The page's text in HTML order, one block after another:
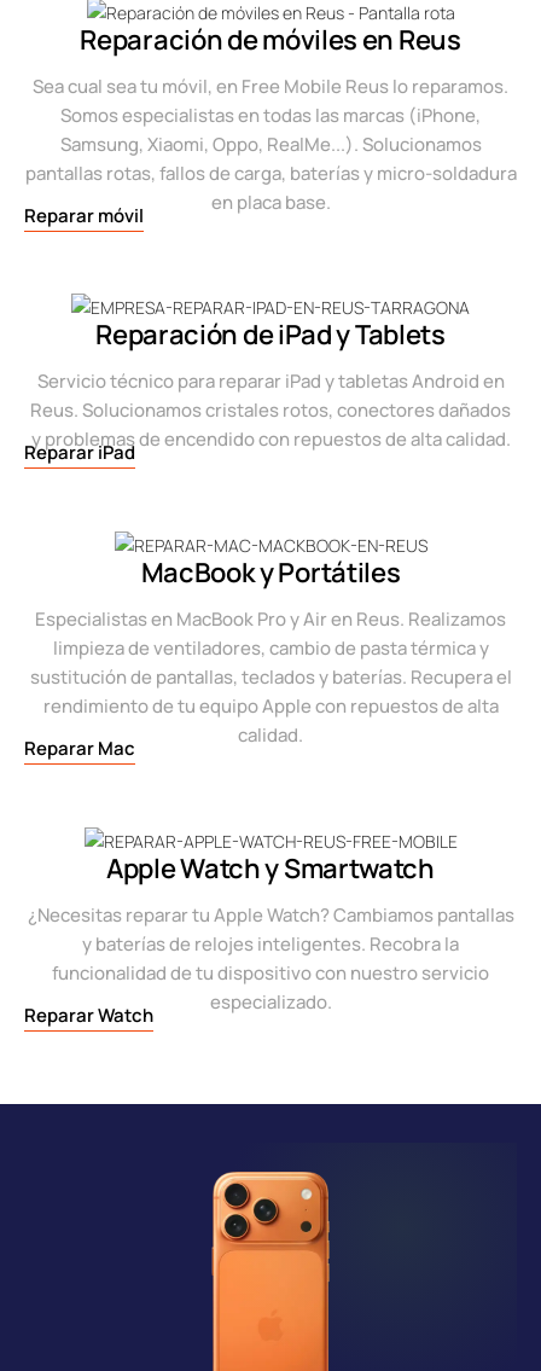
Reparación de móviles en Reus
Sea cual sea tu móvil, en Free Mobile Reus lo reparamos.
Somos especialistas en todas las marcas (iPhone,
Samsung, Xiaomi, Oppo, RealMe...). Solucionamos
pantallas rotas, fallos de carga, baterías y micro-soldadura
en placa base.
Reparar móvil
Reparación de iPad y Tablets
Servicio técnico para reparar iPad y tabletas Android en
Reus. Solucionamos cristales rotos, conectores dañados
y problemas de encendido con repuestos de alta calidad.
Reparar iPad
MacBook y Portátiles
Especialistas en MacBook Pro y Air en Reus. Realizamos
limpieza de ventiladores, cambio de pasta térmica y
sustitución de pantallas, teclados y baterías. Recupera el
rendimiento de tu equipo Apple con repuestos de alta
calidad.
Reparar Mac
Apple Watch y Smartwatch
¿Necesitas reparar tu Apple Watch? Cambiamos pantallas
y baterías de relojes inteligentes. Recobra la
funcionalidad de tu dispositivo con nuestro servicio
especializado.
Reparar Watch